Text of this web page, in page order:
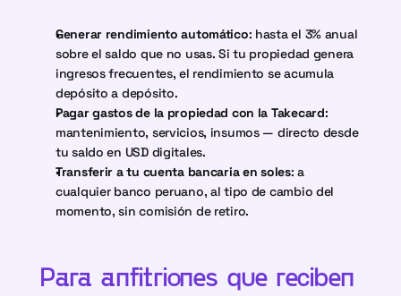
Generar rendimiento automático: hasta el 3% anual
sobre el saldo que no usas. Si tu propiedad genera
ingresos frecuentes, el rendimiento se acumula
depósito a depósito.
Pagar gastos de la propiedad con la Takecard:
mantenimiento, servicios, insumos — directo desde
tu saldo en USD digitales.
Transferir a tu cuenta bancaria en soles: a
cualquier banco peruano, al tipo de cambio del
momento, sin comisión de retiro.
Para anfitriones que reciben